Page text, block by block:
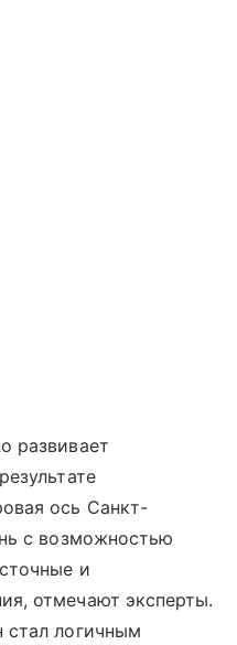
развивает
ось Санкт-
с возможностью
и
отмечают эксперты.
стал логичным